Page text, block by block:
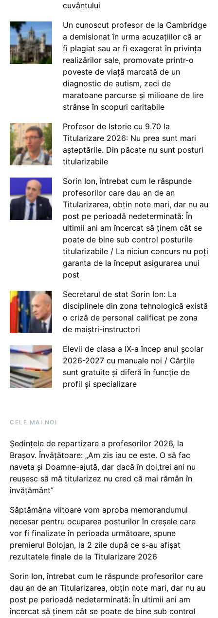
cuvântului
Un cunoscut profesor de la Cambridge
a demisionat în urma acuzațiilor că ar
fi plagiat sau ar fi exagerat în privința
realizărilor sale, promovate printr-o
poveste de viață marcată de un
diagnostic de autism, zeci de
maratoane parcurse și milioane de lire
strânse în scopuri caritabile
Profesor de Istorie cu 9.70 la
Titularizare 2026: Nu prea sunt mari
așteptările. Din păcate nu sunt posturi
titularizabile
Sorin Ion, întrebat cum le răspunde
profesorilor care dau an de an
Titularizarea, obțin note mari, dar nu au
post pe perioadă nedeterminată: În
ultimii ani am încercat să ținem cât se
poate de bine sub control posturile
titularizabile / La niciun concurs nu poți
garanta de la început asigurarea unui
post
Secretarul de stat Sorin Ion: La
disciplinele din zona tehnologică există
o criză de personal calificat pe zona
de maiștri-instructori
Elevii de clasa a IX-a încep anul școlar
2026-2027 cu manuale noi / Cărțile
sunt gratuite și diferă în funcție de
profil și specializare
CELE MAI NOI
Ședințele de repartizare a profesorilor 2026, la
Brașov. Învățătoare: „Am zis iau ce este. O să fac
naveta și Doamne-ajută, dar dacă în doi,trei ani nu
reușesc să mă titularizez nu cred că mai rămân în
învățământ”
Săptămâna viitoare vom aproba memorandumul
necesar pentru ocuparea posturilor în creșele care
vor fi finalizate în perioada următoare, spune
premierul Bolojan, la 2 zile după ce s-au afișat
rezultatele finale de la Titularizare 2026
Sorin Ion, întrebat cum le răspunde profesorilor care
dau an de an Titularizarea, obțin note mari, dar nu au
post pe perioadă nedeterminată: În ultimii ani am
încercat să ținem cât se poate de bine sub control